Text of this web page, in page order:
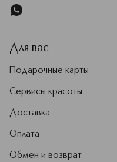
Для вас
Подарочные карты
Сервисы красоты
Доставка
Оплата
Обмен и возврат